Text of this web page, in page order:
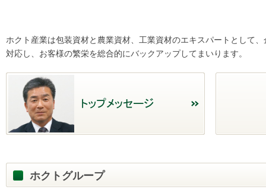
ホクト産業は包装資材と農業資材、工業資材のエキスパートとして
対応し、お客様の繁栄を総合的にバックアップしてまいります。
ホクトグループ